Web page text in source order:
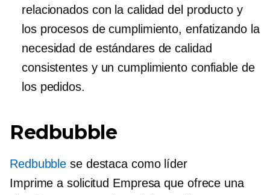
relacionados con la calidad del producto y
los procesos de cumplimiento, enfatizando la
necesidad de estándares de calidad
consistentes y un cumplimiento confiable de
los pedidos.
Redbubble
Redbubble se destaca como líder
Imprime a solicitud Empresa que ofrece una